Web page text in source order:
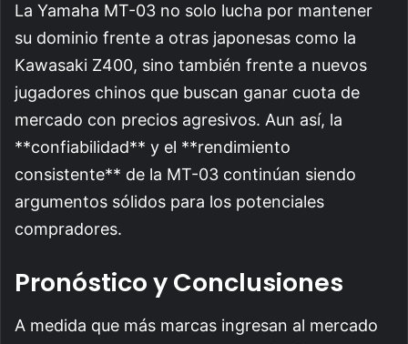
La Yamaha MT-03 no solo lucha por mantener
su dominio frente a otras japonesas como la
Kawasaki Z400, sino también frente a nuevos
jugadores chinos que buscan ganar cuota de
mercado con precios agresivos. Aun así, la
**confiabilidad** y el **rendimiento
consistente** de la MT-03 continúan siendo
argumentos sólidos para los potenciales
compradores.
Pronóstico y Conclusiones
A medida que más marcas ingresan al mercado